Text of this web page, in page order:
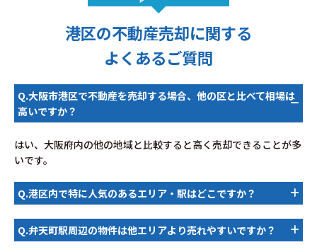
港区の不動産売却に関する
よくあるご質問
Q.大阪市港区で不動産を売却する場合、他の区と比べて相場は
高いですか？
はい、大阪府内の他の地域と比較すると高く売却できることが多
いです。
Q.港区内で特に人気のあるエリア・駅はどこですか？
Q.弁天町駅周辺の物件は他エリアより売れやすいですか？